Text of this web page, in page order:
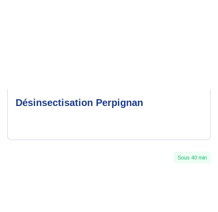
Désinsectisation Perpignan
Sous 40 min